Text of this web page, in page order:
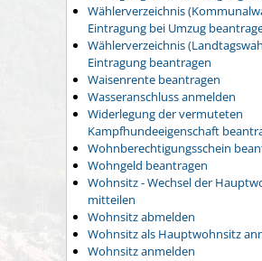
Wählerverzeichnis
Eintragung bei Umzug
Wählerverzeichnis
Eintragung beantragen
Waisenrente beantragen
Wasseranschluss anmelden
Widerlegung der vermuteten
Kampfhundeeigenschaft
Wohnberechtigungsschein
Wohngeld beantragen
Wohnsitz - Wechsel der
mitteilen
Wohnsitz abmelden
Wohnsitz als Hauptwohnsitz
Wohnsitz anmelden